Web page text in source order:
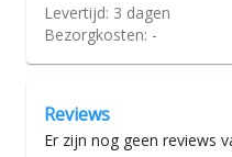
Levertijd: 3 dagen
Bezorgkosten: -
Reviews
Er zijn nog geen reviews